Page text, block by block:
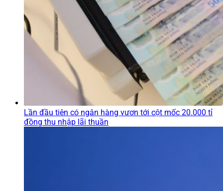
Lần đầu tiên có ngân hàng vươn tới cột mốc 20.000 tỉ
đồng thu nhập lãi thuần